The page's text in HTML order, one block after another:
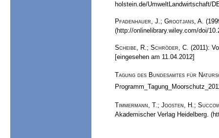
holstein.de/UmweltLandwirtschaft/
Pfadenhauer, J.; Grootjans, A.
(http://onlinelibrary.wiley.com/doi/
Scheibe, R.; Schröder, C. (2011):
[eingesehen am 11.04.2012]
Tagung des Bundesamtes für
Timmermann, T.; Joosten, H.;
Akademischer Verlag Heidelberg.